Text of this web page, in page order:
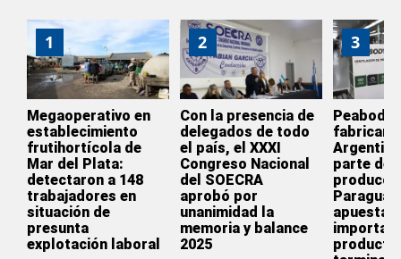
1
Megaoperativo en
establecimiento
frutihortícola de
Mar del Plata:
detectaron a 148
trabajadores en
situación de
presunta
explotación laboral
2
Con la presencia de
delegados de todo
el país, el XXXI
Congreso Nacional
del SOECRA
aprobó por
unanimidad la
memoria y balance
2025
3
Peabody
fabricar
parte de
apuesta
importar